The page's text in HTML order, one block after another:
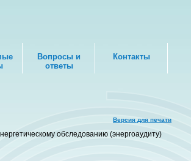
Вопросы и
ответы
Контакты
Версия для печати
обследованию (энергоаудиту)